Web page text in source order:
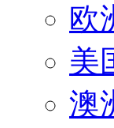
欧
美
澳